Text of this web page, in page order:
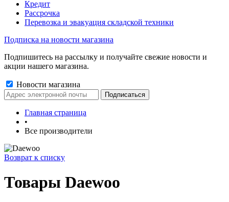
Кредит
Рассрочка
Перевозка и эвакуация складской техники
Подписка на новости магазина
Подпишитесь на рассылку и получайте свежие новости и
акции нашего магазина.
Новости магазина
Главная страница
•
Все производители
Возврат к списку
Товары Daewoo